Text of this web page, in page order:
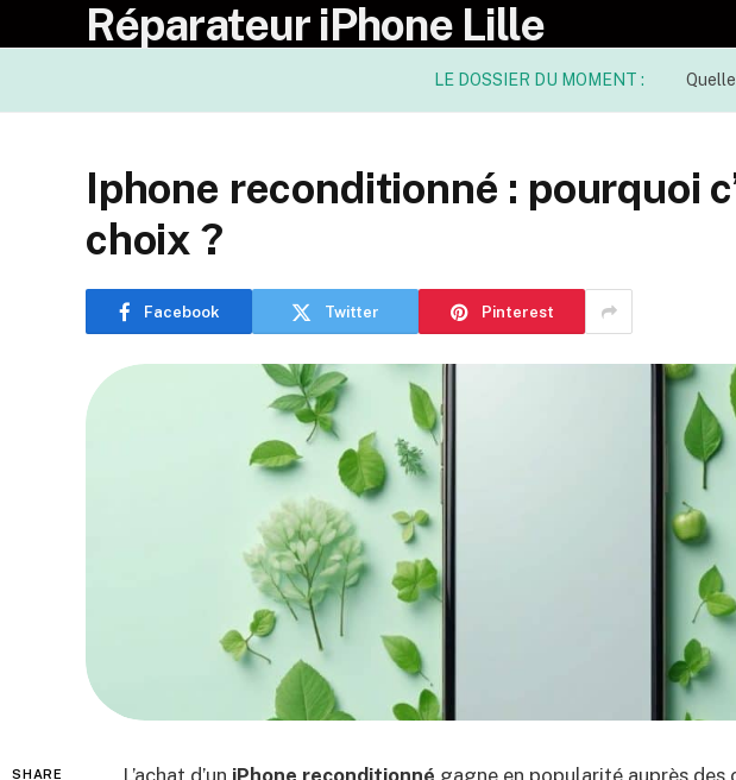
Réparateur iPhone Lille
LE DOSSIER DU MOMENT :
Iphone reconditionné : pourquoi
choix ?
Facebook Twitter Pinterest
SHARE L’achat d’un iPhone reconditionné gagne en popularité auprès des